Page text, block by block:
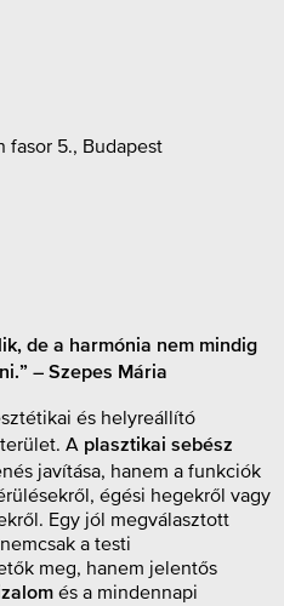
fasor 5., Budapest
de a harmónia nem mindig
– Szepes Mária
és helyreállító
A plasztikai sebész
javítása, hanem a funkciók
égési hegekről vagy
Egy jól megválasztott
a testi
meg, hanem jelentős
és a mindennapi